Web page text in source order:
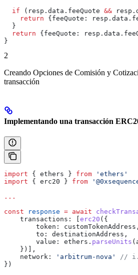
  if
( resp . data . feeQuote && resp .
    return
{ feeQuote: resp . data .
  }
  return
{ feeQuote: resp . data .
}
2
Creando Opciones de Comisión y
transacción
Implementando una transacción
import { ethers } from 'ethers'
import { erc20 } from
...
const response = await
    transactions:
erc20 ({
        token:
customTokenAddress ,
        to:
destinationAddress ,
        value:
ethers . parseUnits (
    })],
    network:
'arbitrum-nova'
//
})